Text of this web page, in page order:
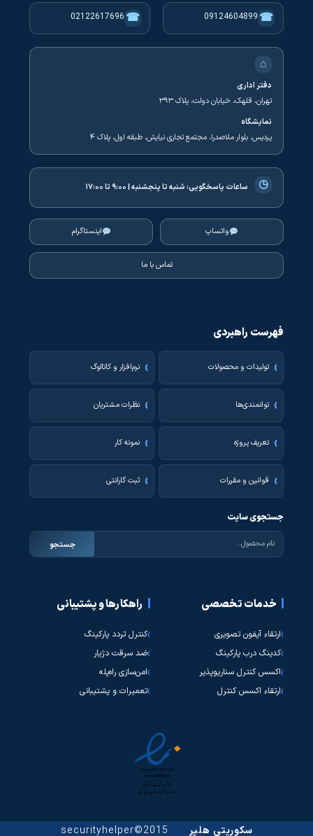
☎
09124604899
☎
02122617696
⌂
دفتر اداری
تهران، قلهک، خیابان دولت، پلاک ۳۹۳
نمایشگاه
پردیس، بلوار ملاصدرا، مجتمع تجاری نیایش، طبقه اول، پلاک ۴
◷ ساعات پاسخگویی:شنبه تا پنجشنبه | ۹:۰۰ تا ۱۷:۰۰
واتساپ اینستاگرام
تماس با ما
فهرست راهبردی
تولیدات و محصولات نرم‌افزار و کاتالوگ
توانمندی‌ها نظرات مشتریان
تعریف پروژه نمونه کار
قوانین و مقررات ثبت گارانتی
جستجوی سایت
جستجو
خدمات تخصصی
ارتقاء آیفون تصویری
کدینگ درب پارکینگ
اکسس کنترل سناریوپذیر
ارتقاء اکسس کنترل
راهکارها و پشتیبانی
کنترل تردد پارکینگ
ضد سرقت دژیار
امن‌سازی راه‌پله
تعمیرات و پشتیبانی
سکوریتی هلپر